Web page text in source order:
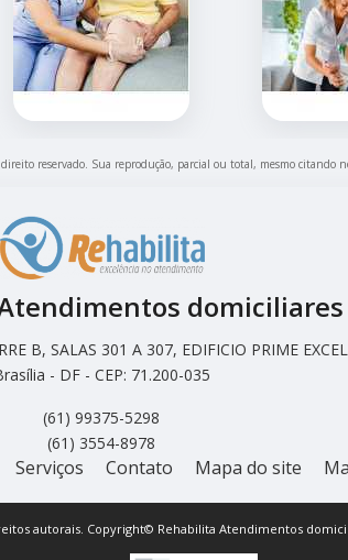
reservado. Sua reprodução, parcial ou total, mesmo citando
domiciliares
B, SALAS 301 A 307, EDIFICIO PRIME
- DF - CEP: 71.200-035
(61) 99375-5298
(61) 3554-8978
Serviços Contato Mapa do site
autorais. Copyright© Rehabilita Atendimentos